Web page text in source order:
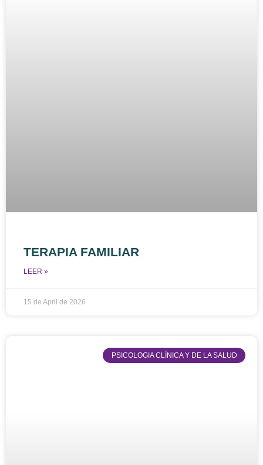
TERAPIA FAMILIAR
LEER »
15 de April de 2026
PSICOLOGIA CLÍNICA Y DE LA SALUD